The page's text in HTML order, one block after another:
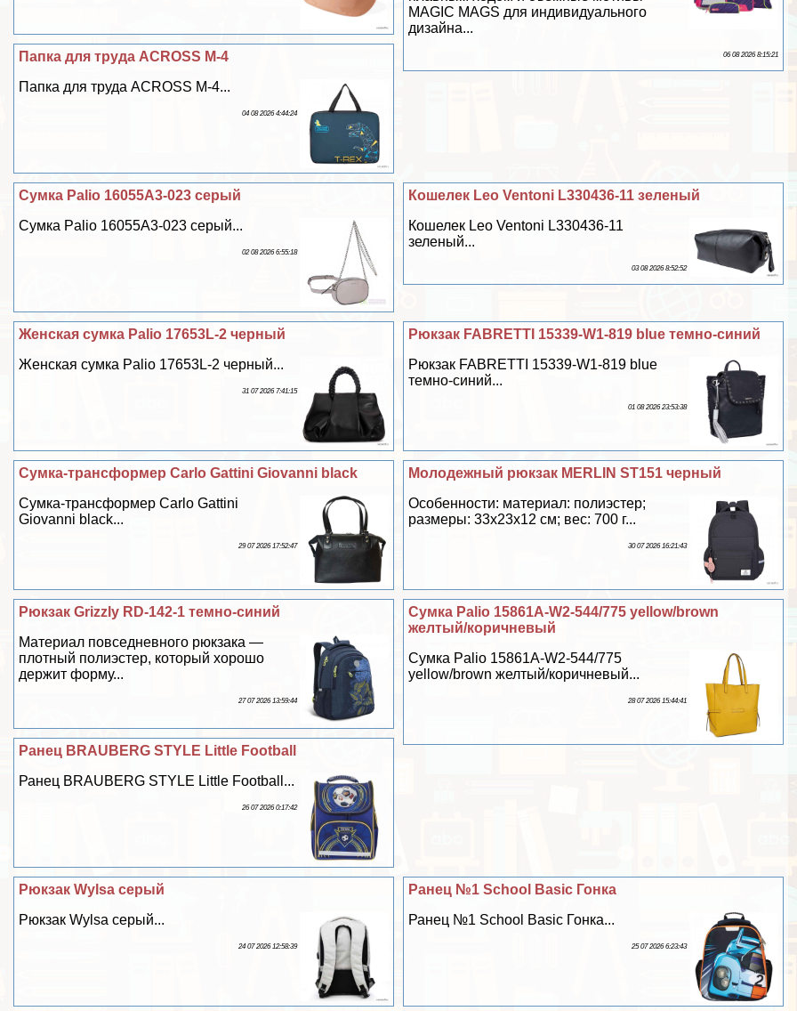
MAGIC MAGS для индивидуального
дизайна...
06 08 2026 8:15:21
Папка для труда ACROSS M-4
Папка для труда ACROSS M-4...
04 08 2026 4:44:24
Кошелек Leo Ventoni L330436-11 зеленый
Кошелек Leo Ventoni L330436-11
зеленый...
03 08 2026 8:52:52
Сумка Palio 16055A3-023 серый
Сумка Palio 16055A3-023 серый...
02 08 2026 6:55:18
Рюкзак FABRETTI 15339-W1-819 blue темно-синий
Рюкзак FABRETTI 15339-W1-819 blue
темно-синий...
01 08 2026 23:53:38
Женская сумка Palio 17653L-2 черный
Женская сумка Palio 17653L-2 черный...
31 07 2026 7:41:15
Молодежный рюкзак MERLIN ST151 черный
Особенности: материал: полиэстер;
размеры: 33x23x12 см; вес: 700 г...
30 07 2026 16:21:43
Сумка-трaнcформер Carlo Gattini Giovanni black
Сумка-трaнcформер Carlo Gattini
Giovanni black...
29 07 2026 17:52:47
Сумка Palio 15861A-W2-544/775 yellow/brown
желтый/коричневый
Сумка Palio 15861A-W2-544/775
yellow/brown желтый/коричневый...
28 07 2026 15:44:41
Рюкзак Grizzly RD-142-1 темно-синий
Материал повседневного рюкзака —
плотный полиэстер, который хорошо
держит форму...
27 07 2026 13:59:44
Ранец BRAUBERG STYLE Little Football
Ранец BRAUBERG STYLE Little Football...
26 07 2026 0:17:42
Ранец №1 School Basic Гонка
Ранец №1 School Basic Гонка...
25 07 2026 6:23:43
Рюкзак Wylsa серый
Рюкзак Wylsa серый...
24 07 2026 12:58:39